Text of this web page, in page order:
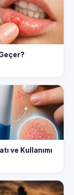
ve Kullanımı